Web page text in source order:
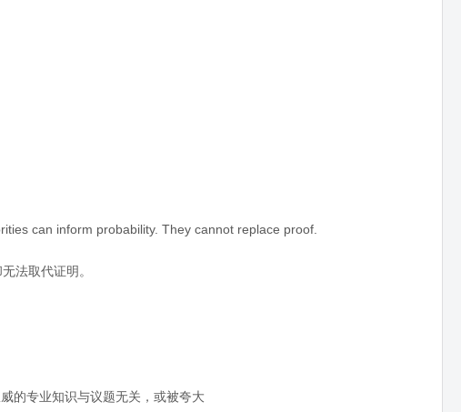
can inform probability. They cannot replace proof.
法取代证明。
的专业知识与议题无关，或被夸大